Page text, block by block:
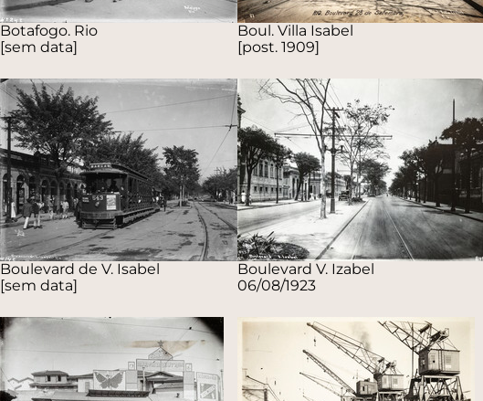
Botafogo. Rio
[sem data]
Boul. Villa Isabel
[post. 1909]
Boulevard de V. Isabel
[sem data]
Boulevard V. Izabel
06/08/1923